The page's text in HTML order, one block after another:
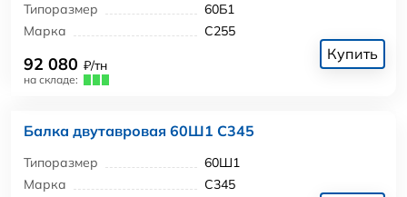
Типоразмер
60Б1
Марка
С255
92 080 ₽/тн
на складе:
Купить
Балка двутавровая 60Ш1 С345
Типоразмер
60Ш1
Марка
С345